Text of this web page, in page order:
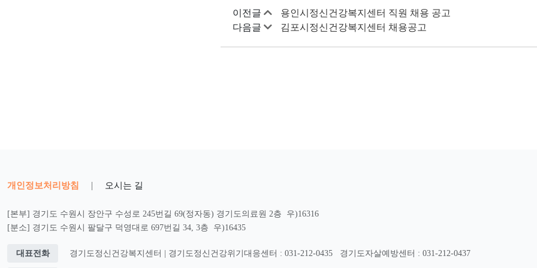
이전글
용인시정신건강복지센터 직원 채용 공고
다음글
김포시정신건강복지센터 채용공고
개인정보처리방침 | 오시는 길
[본부] 경기도 수원시 장안구 수성로 245번길 69(정자동) 경기도의료원 2층 우)16316
[분소] 경기도 수원시 팔달구 덕영대로 697번길 34, 3층 우)16435
대표전화 경기도정신건강복지센터 | 경기도정신건강위기대응센터 : 031-212-0435 경기도자살예방센터 : 031-212-0437